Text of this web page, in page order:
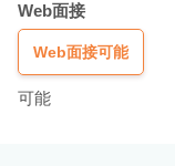
Web面接
Web面接可能
可能